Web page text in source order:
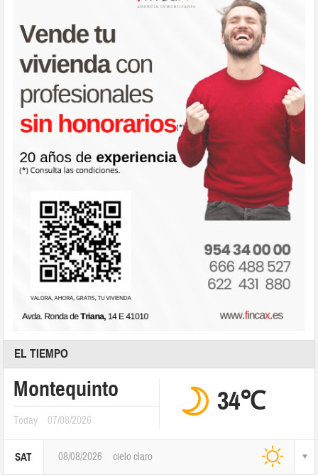
EL TIEMPO
Montequinto
Today 07/08/2026
34℃
SAT 08/08/2026 cielo claro